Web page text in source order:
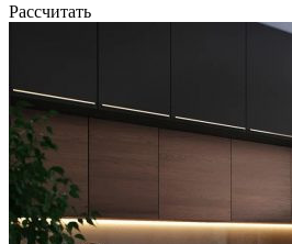
Рассчитать